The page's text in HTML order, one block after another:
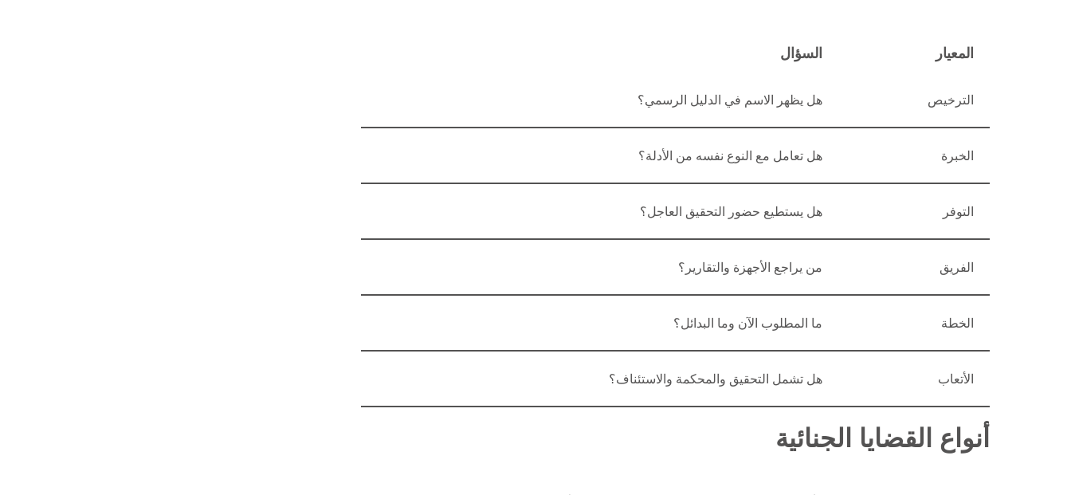
المعيار السؤال
الترخيص هل يظهر الاسم في الدليل الرسمي؟
الخبرة هل تعامل مع النوع نفسه من الأدلة؟
التوفر هل يستطيع حضور التحقيق العاجل؟
الفريق من يراجع الأجهزة والتقارير؟
الخطة ما المطلوب الآن وما البدائل؟
الأتعاب هل تشمل التحقيق والمحكمة والاستئناف؟
أنواع القضايا الجنائية